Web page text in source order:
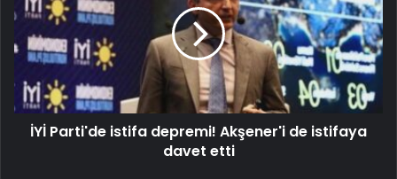
İYİ Parti'de istifa depremi! Akşener'i de istifaya
davet etti